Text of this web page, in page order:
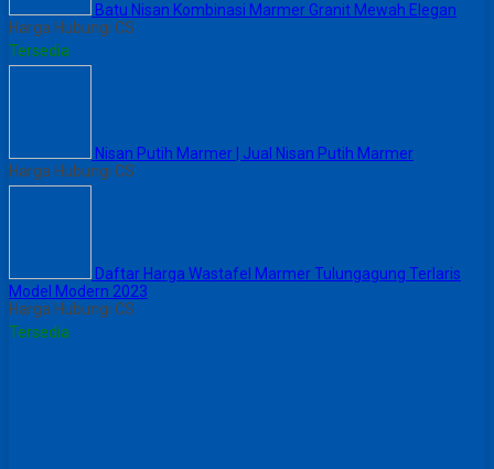
Batu Nisan Kombinasi Marmer Granit Mewah Elegan
Harga Hubungi CS
Tersedia
Nisan Putih Marmer | Jual Nisan Putih Marmer
Harga Hubungi CS
Daftar Harga Wastafel Marmer Tulungagung Terlaris
Model Modern 2023
Harga Hubungi CS
Tersedia